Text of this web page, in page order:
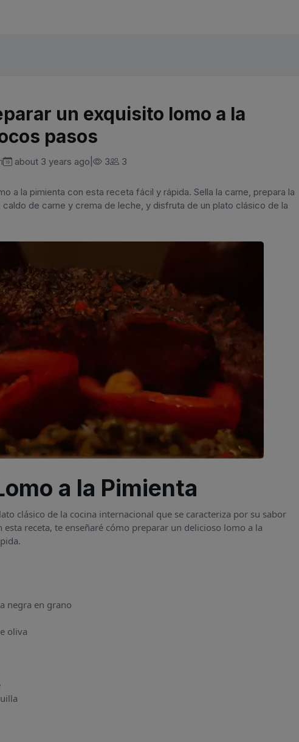
un exquisito lomo a la
pasos
about 3 years ago 3 3
a la pimienta con esta receta fácil y rápida. Sella la carne, prepara la
caldo de carne y crema de leche, y disfruta de un plato clásico de la
a la Pimienta
clásico de la cocina internacional que se caracteriza por su sabor
esta receta, te enseñaré cómo preparar un delicioso lomo a la
negra en grano
oliva